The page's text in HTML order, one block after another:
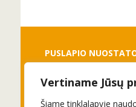
Vertiname Jūsų
Šiame tinklalapyje
PUSLAPIO
Slapukai
Privatumo politika